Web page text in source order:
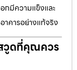
กมีความแข็งและ
าคารอย่างแท้จริง
วูดที่คุณควร